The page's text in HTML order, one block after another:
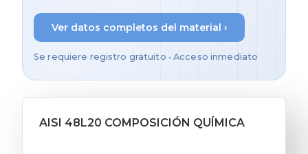
Ver datos completos del material ›
Se requiere registro gratuito • Acceso inmediato
AISI 48L20 COMPOSICIÓN QUÍMICA